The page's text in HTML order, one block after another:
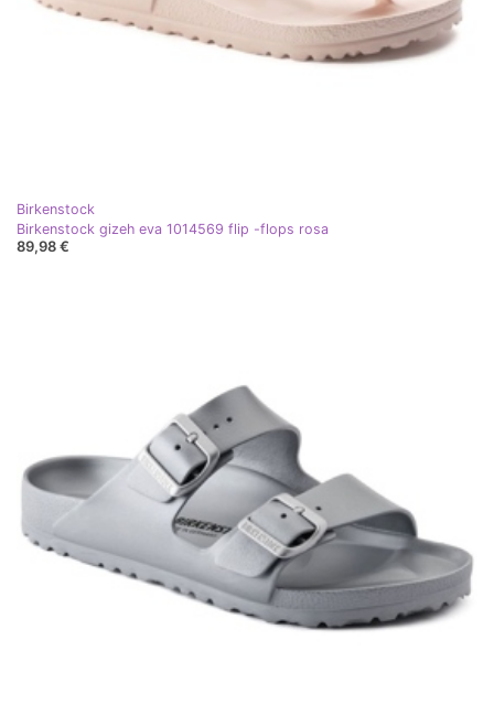
Birkenstock
Birkenstock gizeh eva 1014569 flip -flops rosa
89,98 €